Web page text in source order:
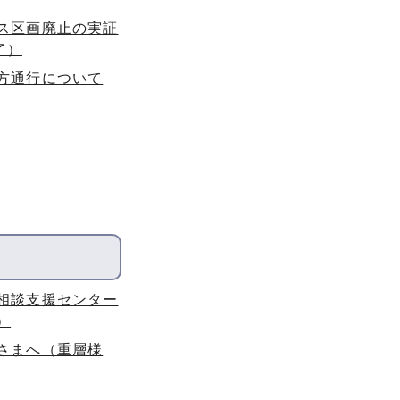
区画廃止の実証
通行について
談支援センター
まへ（重層様